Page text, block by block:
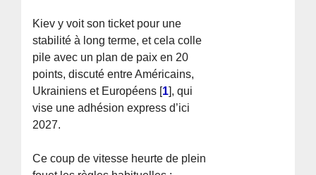
Kiev y voit son ticket pour une
stabilité à long terme, et cela colle
pile avec un plan de paix en 20
points, discuté entre Américains,
Ukrainiens et Européens [1], qui
vise une adhésion express d’ici
2027.
Ce coup de vitesse heurte de plein